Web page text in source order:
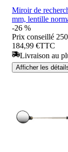
Miroir de
mm, lentille
-26 %
Prix conseillé
184,99 €TTC
Livraison au
Afficher les